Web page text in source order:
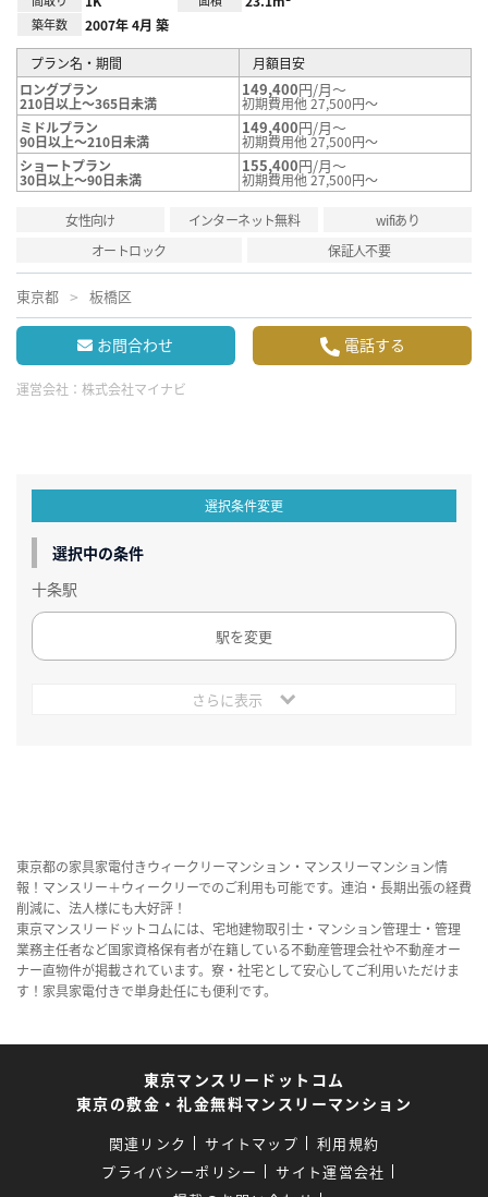
築年数 2007年 4月 築
プラン名・期間
月額目安
ロングプラン
210日以上～365日未満
149,400円/月～
初期費用他 27,500円～
ミドルプラン
90日以上～210日未満
149,400円/月～
初期費用他 27,500円～
ショートプラン
30日以上～90日未満
155,400円/月～
初期費用他 27,500円～
女性向け インターネット無料
wifiあり
オートロック
保証人不要
東京都 板橋区
お問合わせ 電話する
運営会社： 株式会社マイナビ
選択条件変更
選択中の条件
十条駅
駅を変更
さらに表示
東京都の家具家電付きウィークリーマンション・マンスリーマンション情
報！マンスリー＋ウィークリーでのご利用も可能です。連泊・長期出張の経費
削減に、法人様にも大好評！
東京マンスリードットコムには、宅地建物取引士・マンション管理士・管理
業務主任者など国家資格保有者が在籍している不動産管理会社や不動産オー
ナー直物件が掲載されています。寮・社宅として安心してご利用いただけま
す！家具家電付きで単身赴任にも便利です。
東京マンスリードットコム
東京の敷金・礼金無料マンスリーマンション
関連リンク サイトマップ
利用規約
プライバシーポリシー
サイト運営会社